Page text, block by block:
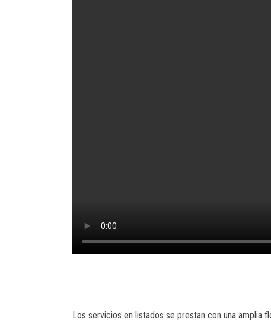
Los servicios en listados se prestan con una amplia